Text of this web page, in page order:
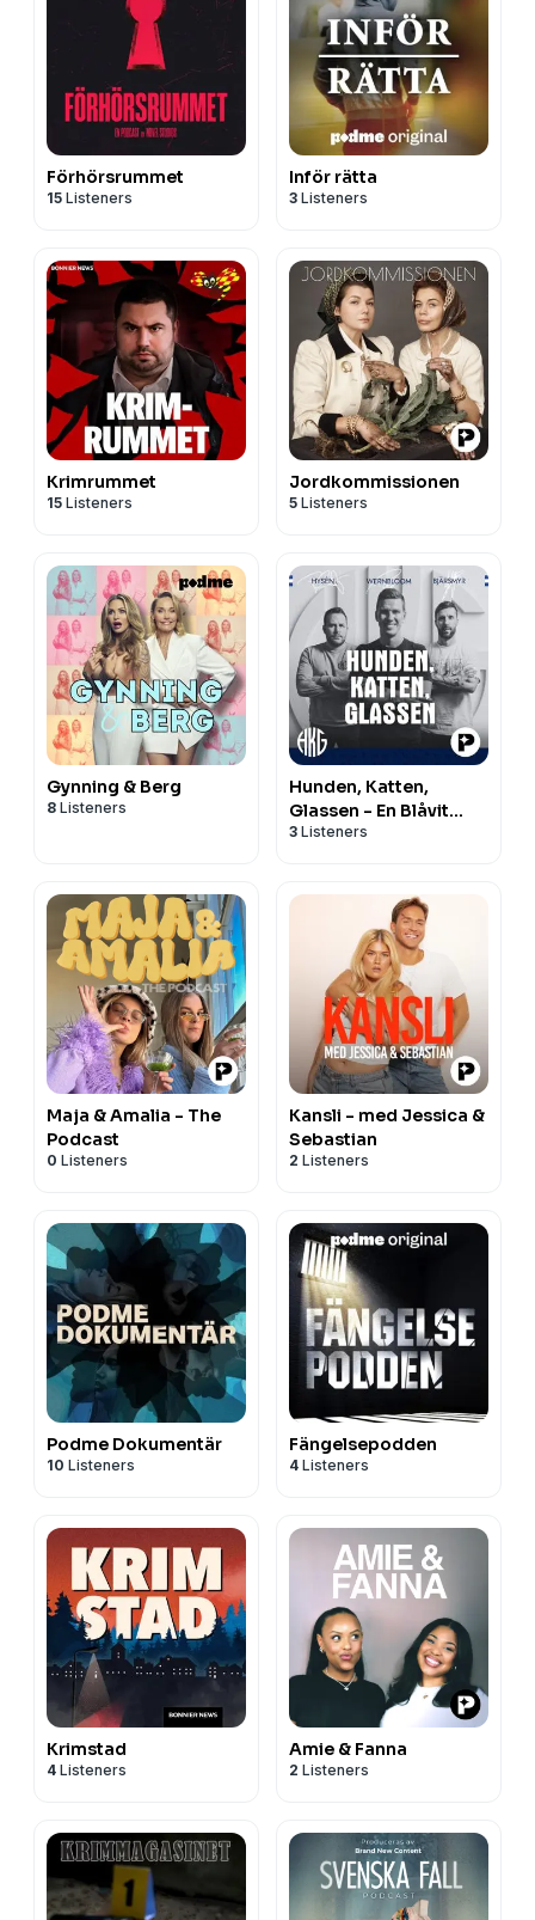
Förhörsrummet
15 Listeners
Inför rätta
3 Listeners
Krimrummet
15 Listeners
Jordkommissionen
5 Listeners
Gynning & Berg
8 Listeners
Hunden, Katten,
Glassen - En Blåvit
podcast
3 Listeners
Maja & Amalia - The
Podcast
0 Listeners
Kansli - med Jessica &
Sebastian
2 Listeners
Podme Dokumentär
10 Listeners
Fängelsepodden
4 Listeners
Krimstad
4 Listeners
Amie & Fanna
2 Listeners